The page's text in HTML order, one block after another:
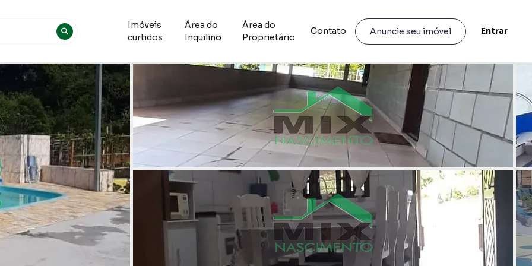
Imóveis
curtidos
Área do
Inquilino
Área do
Proprietário
Contato Anuncie seu imóvel Entrar